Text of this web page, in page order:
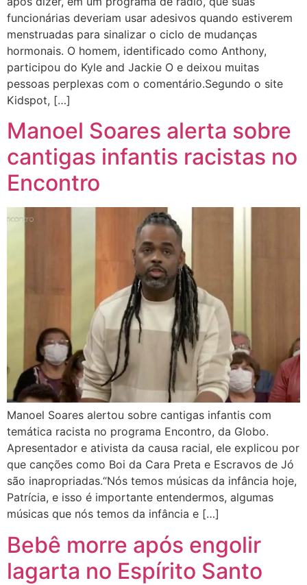
funcionárias deveriam usar adesivos quando estiverem
menstruadas para sinalizar o ciclo de mudanças
hormonais. O homem, identificado como Anthony,
participou do Kyle and Jackie O e deixou muitas
pessoas perplexas com o comentário.Segundo o site
Kidspot, […]
Manoel Soares alerta sobre
cantigas infantis racistas no
Encontro
Manoel Soares alertou sobre cantigas infantis com
temática racista no programa Encontro, da Globo.
Apresentador e ativista da causa racial, ele explicou por
que canções como Boi da Cara Preta e Escravos de Jó
são inapropriadas.“Nós temos músicas da infância hoje,
Patrícia, e isso é importante entendermos, algumas
músicas que nós temos da infância e […]
Bebê morre após engolir
lagarta no Espírito Santo